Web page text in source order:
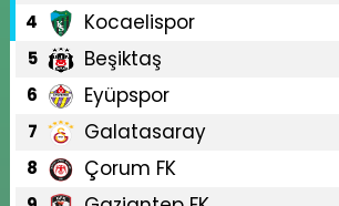
4 Kocaelispor
5 Beşiktaş
6 Eyüpspor
7 Galatasaray
8 Çorum FK